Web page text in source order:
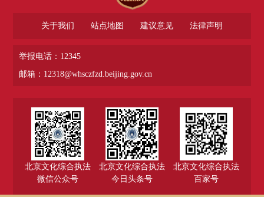
关于我们 站点地图 建议意见 法律声明
举报电话：12345
邮箱：12318@whsczfzd.beijing.gov.cn
北京文化综合执法
微信公众号
北京文化综合执法
今日头条号
北京文化综合执法
百家号